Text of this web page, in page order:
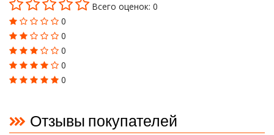
Всего оценок: 0
0
0
0
0
0
Отзывы покупателей